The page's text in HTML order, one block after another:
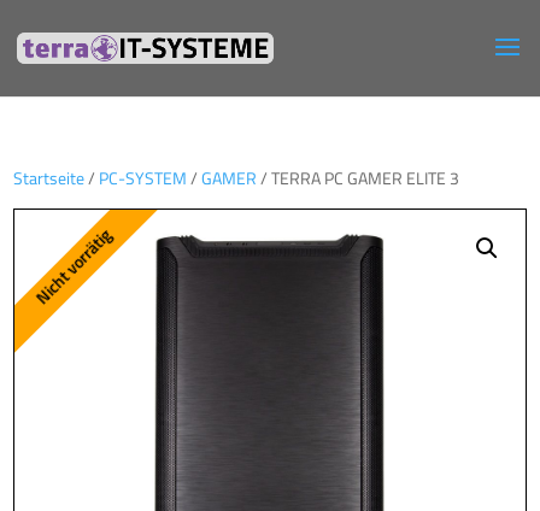
Startseite/ PC-SYSTEM/GAMER/ TERRA PC GAMER ELITE 3